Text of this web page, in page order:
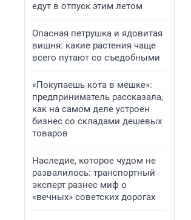
едут в отпуск этим летом
Опасная петрушка и ядовитая
вишня: какие растения чаще
всего путают со съедобными
«Покупаешь кота в мешке»:
предприниматель рассказала,
как на самом деле устроен
бизнес со складами дешевых
товаров
Наследие, которое чудом не
развалилось: транспортный
эксперт разнес миф о
«вечных» советских дорогах